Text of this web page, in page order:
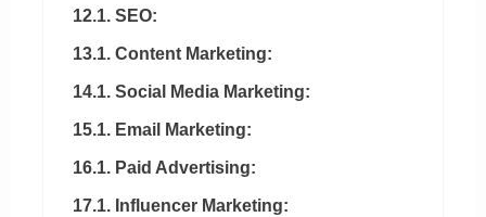
12.1. SEO:
13.1. Content Marketing:
14.1. Social Media Marketing:
15.1. Email Marketing:
16.1. Paid Advertising:
17.1. Influencer Marketing: